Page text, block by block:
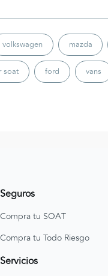
volkswagen mazda
soat ford vans
Seguros
Compra tu SOAT
Compra tu Todo Riesgo
Servicios